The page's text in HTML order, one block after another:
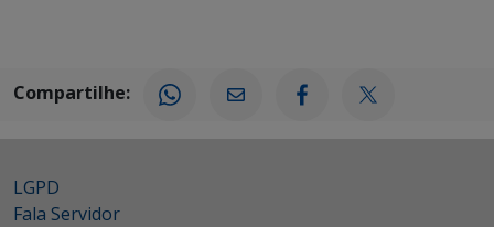
Compartilhe:
LGPD
Fala Servidor